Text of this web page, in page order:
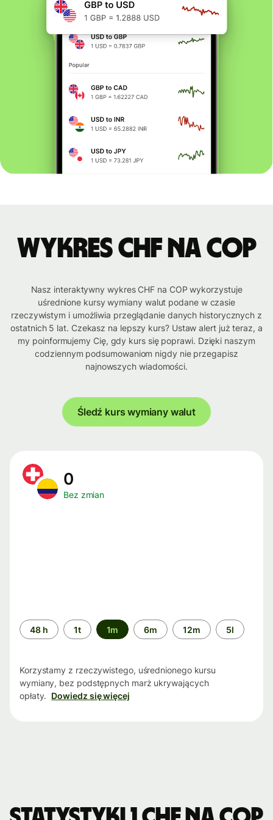
Wykres CHF na COP
Nasz interaktywny wykres CHF na COP wykorzystuje
uśrednione kursy wymiany walut podane w czasie
rzeczywistym i umożliwia przeglądanie danych historycznych z
ostatnich 5 lat. Czekasz na lepszy kurs? Ustaw alert już teraz, a
my poinformujemy Cię, gdy kurs się poprawi. Dzięki naszym
codziennym podsumowaniom nigdy nie przegapisz
najnowszych wiadomości.
Śledź kurs wymiany walut
0
Bez zmian
Przedział
czasu
48 h 1t 1m 6m 12m 5l
Korzystamy z rzeczywistego, uśrednionego kursu
wymiany, bez podstępnych marż ukrywających
opłaty. Dowiedz się więcej